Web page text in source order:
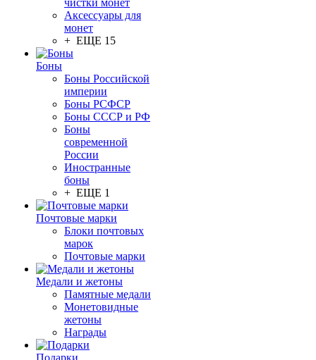
чистки монет
Аксессуары для
монет
+ ЕЩЕ 15
Боны
Боны Российской
империи
Боны РСФСР
Боны СССР и РФ
Боны
современной
России
Иностранные
боны
+ ЕЩЕ 1
Почтовые марки
Блоки почтовых
марок
Почтовые марки
Медали и жетоны
Памятные медали
Монетовидные
жетоны
Награды
Подарки